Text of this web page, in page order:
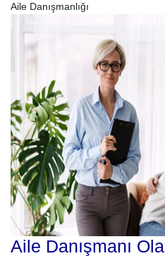
Aile Danışmanlığı
Aile Danışmanı